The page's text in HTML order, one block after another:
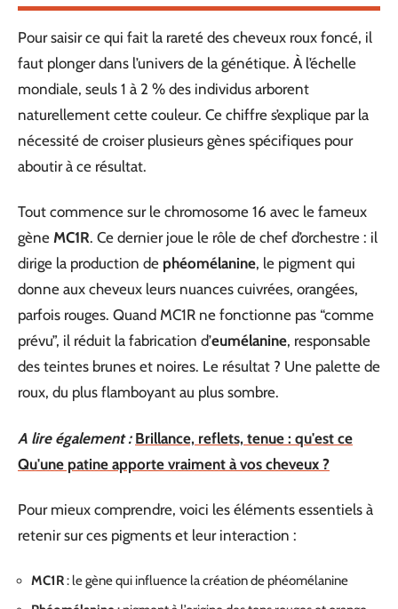
Pour saisir ce qui fait la rareté des cheveux roux foncé, il
faut plonger dans l’univers de la génétique. À l’échelle
mondiale, seuls 1 à 2 % des individus arborent
naturellement cette couleur. Ce chiffre s’explique par la
nécessité de croiser plusieurs gènes spécifiques pour
aboutir à ce résultat.
Tout commence sur le chromosome 16 avec le fameux
gène MC1R. Ce dernier joue le rôle de chef d’orchestre : il
dirige la production de phéomélanine, le pigment qui
donne aux cheveux leurs nuances cuivrées, orangées,
parfois rouges. Quand MC1R ne fonctionne pas “comme
prévu”, il réduit la fabrication d’eumélanine, responsable
des teintes brunes et noires. Le résultat ? Une palette de
roux, du plus flamboyant au plus sombre.
A lire également : Brillance, reflets, tenue : qu'est ce
Qu'une patine apporte vraiment à vos cheveux ?
Pour mieux comprendre, voici les éléments essentiels à
retenir sur ces pigments et leur interaction :
MC1R: le gène qui influence la création de phéomélanine